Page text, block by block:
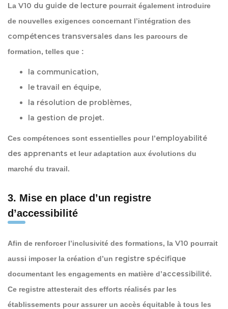
La V10 du guide de lecture pourrait également introduire
de nouvelles exigences concernant l’intégration des
compétences transversales dans les parcours de
formation, telles que :
la communication,
le travail en équipe,
la résolution de problèmes,
la gestion de projet.
Ces compétences sont essentielles pour l’employabilité
des apprenants et leur adaptation aux évolutions du
marché du travail.
3. Mise en place d’un registre
d’accessibilité
Afin de renforcer l’inclusivité des formations, la V10 pourrait
aussi imposer la création d’un registre spécifique
documentant les engagements en matière d’accessibilité.
Ce registre attesterait des efforts réalisés par les
établissements pour assurer un accès équitable à tous les